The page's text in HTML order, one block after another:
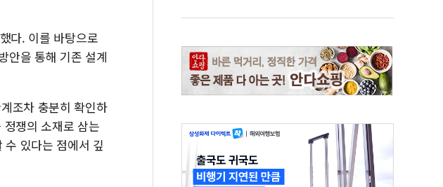
다. 이를 바탕으로
안을 통해 기존 설계
조차 충분히 확인하
쟁의 소재로 삼는
있다는 점에서 깊